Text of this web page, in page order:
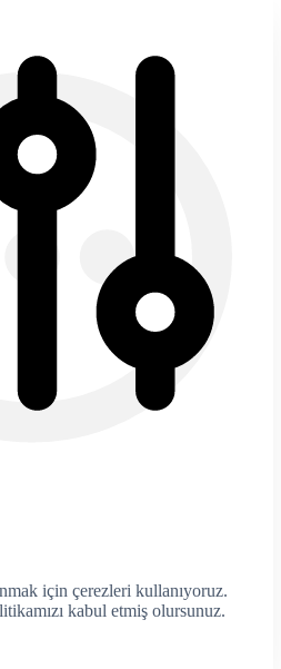
için çerezleri kullanıyoruz.
kabul etmiş olursunuz.